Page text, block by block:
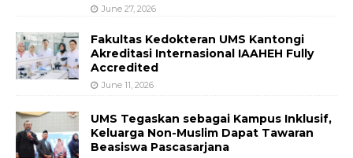
June 27, 2026
Fakultas Kedokteran UMS Kantongi
Akreditasi Internasional IAAHEH Fully
Accredited
June 11, 2026
UMS Tegaskan sebagai Kampus Inklusif,
Keluarga Non-Muslim Dapat Tawaran
Beasiswa Pascasarjana